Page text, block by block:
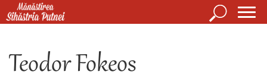
Mergi la conţinutul principal
Căutare
Teodor Fokeos